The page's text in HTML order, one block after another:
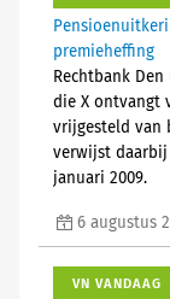
premieheffing
Rechtbank
die X ontvangt
vrijgesteld van
verwijst daarbij
januari 2009.
6 augustus
VN VANDAAG